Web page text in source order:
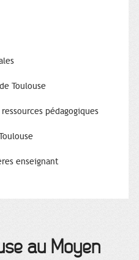
Toulouse
pédagogiques
enseignant
au Moyen